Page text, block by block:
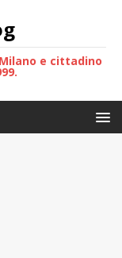
e cittadino